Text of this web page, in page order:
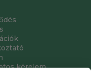
kérelem